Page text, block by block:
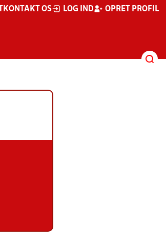
KONTAKT OS LOG IND OPRET PROFIL